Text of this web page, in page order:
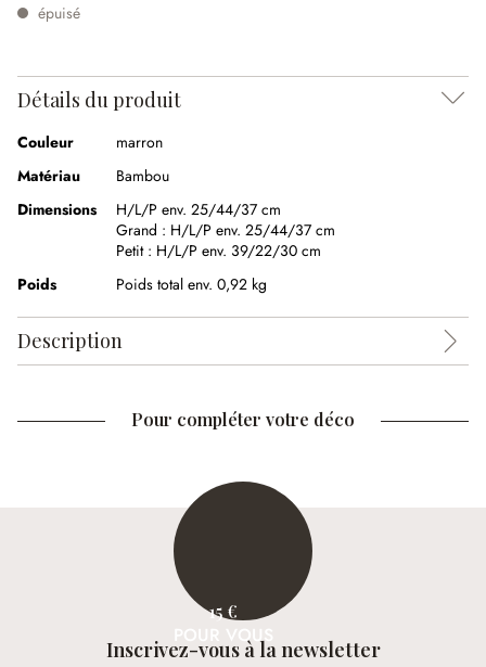
épuisé
Détails du produit
Couleur
marron
Matériau
Bambou
Dimensions
H/L/P env. 25/44/37 cm
Grand : H/L/P env. 25/44/37 cm
Petit : H/L/P env. 39/22/30 cm
Poids
Poids total env. 0,92 kg
Description
Pour compléter votre déco
15 €
POUR VOUS
Inscrivez-vous à la newsletter